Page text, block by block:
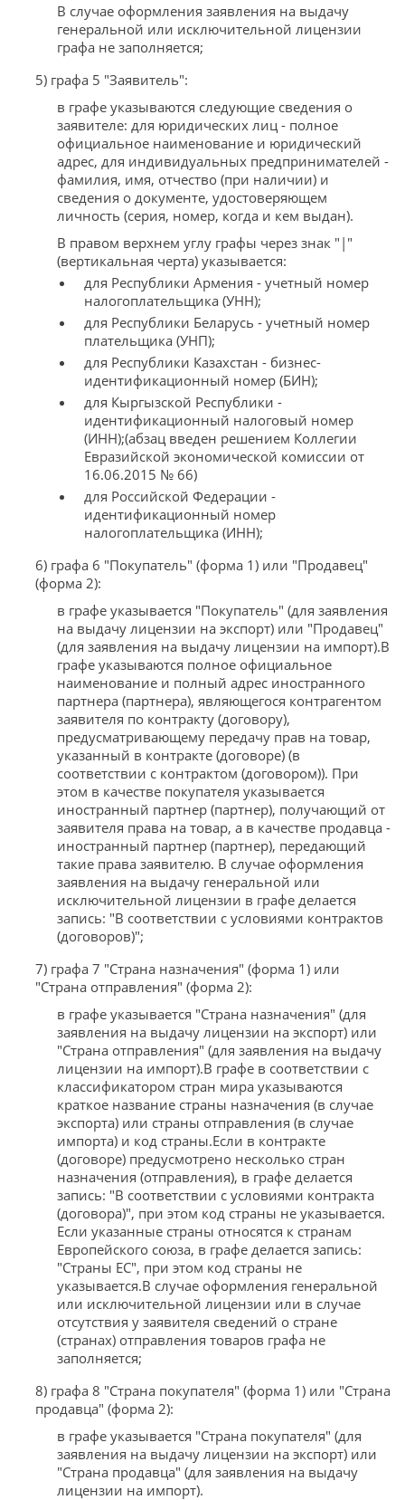
В случае оформления заявления на выдачу
генеральной или исключительной лицензии
графа не заполняется;
5) графа 5 "Заявитель":
в графе указываются следующие сведения о
заявителе: для юридических лиц - полное
официальное наименование и юридический
адрес, для индивидуальных предпринимателей -
фамилия, имя, отчество (при наличии) и
сведения о документе, удостоверяющем
личность (серия, номер, когда и кем выдан).
В правом верхнем углу графы через знак "|"
(вертикальная черта) указывается:
для Республики Армения - учетный номер
налогоплательщика (УНН);
для Республики Беларусь - учетный номер
плательщика (УНП);
для Республики Казахстан - бизнес-
идентификационный номер (БИН);
для Кыргызской Республики -
идентификационный налоговый номер
(ИНН);(абзац введен решением Коллегии
Евразийской экономической комиссии от
16.06.2015 № 66)
для Российской Федерации -
идентификационный номер
налогоплательщика (ИНН);
6) графа 6 "Покупатель" (форма 1) или "Продавец"
(форма 2):
в графе указывается "Покупатель" (для заявления
на выдачу лицензии на экспорт) или "Продавец"
(для заявления на выдачу лицензии на импорт).В
графе указываются полное официальное
наименование и полный адрес иностранного
партнера (партнера), являющегося контрагентом
заявителя по контракту (договору),
предусматривающему передачу прав на товар,
указанный в контракте (договоре) (в
соответствии с контрактом (договором)). При
этом в качестве покупателя указывается
иностранный партнер (партнер), получающий от
заявителя права на товар, а в качестве продавца -
иностранный партнер (партнер), передающий
такие права заявителю. В случае оформления
заявления на выдачу генеральной или
исключительной лицензии в графе делается
запись: "В соответствии с условиями контрактов
(договоров)";
7) графа 7 "Страна назначения" (форма 1) или
"Страна отправления" (форма 2):
в графе указывается "Страна назначения" (для
заявления на выдачу лицензии на экспорт) или
"Страна отправления" (для заявления на выдачу
лицензии на импорт).В графе в соответствии с
классификатором стран мира указываются
краткое название страны назначения (в случае
экспорта) или страны отправления (в случае
импорта) и код страны.Если в контракте
(договоре) предусмотрено несколько стран
назначения (отправления), в графе делается
запись: "В соответствии с условиями контракта
(договора)", при этом код страны не указывается.
Если указанные страны относятся к странам
Европейского союза, в графе делается запись:
"Страны ЕС", при этом код страны не
указывается.В случае оформления генеральной
или исключительной лицензии или в случае
отсутствия у заявителя сведений о стране
(странах) отправления товаров графа не
заполняется;
8) графа 8 "Страна покупателя" (форма 1) или "Страна
продавца" (форма 2):
в графе указывается "Страна покупателя" (для
заявления на выдачу лицензии на экспорт) или
"Страна продавца" (для заявления на выдачу
лицензии на импорт).